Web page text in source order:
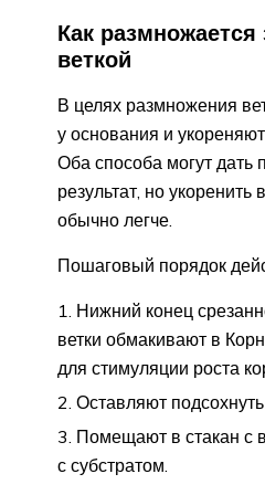
Как размножается
веткой
В целях размножения
у основания и
Оба способа могут дать
результат, но укоренить
обычно легче.
Пошаговый порядок
Нижний конец
ветки обмакивают в
для стимуляции роста
Оставляют
Помещают в стакан с
с субстратом.